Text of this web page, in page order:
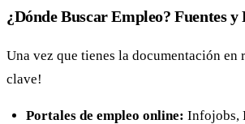
¿Dónde Buscar Empleo? Fuentes
Una vez que tienes la documentación
clave!
Portales de empleo online: Infojobs,